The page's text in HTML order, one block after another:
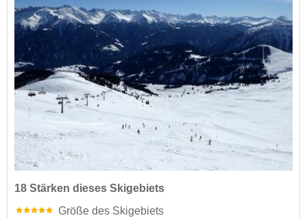
18 Stärken dieses Skigebiets
Größe des Skigebiets